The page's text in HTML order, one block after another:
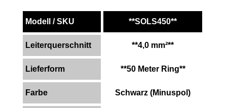
Modell / SKU **SOLS450**
Leiterquerschnitt **4,0 mm²**
Lieferform **50 Meter Ring**
Farbe Schwarz (Minuspol)